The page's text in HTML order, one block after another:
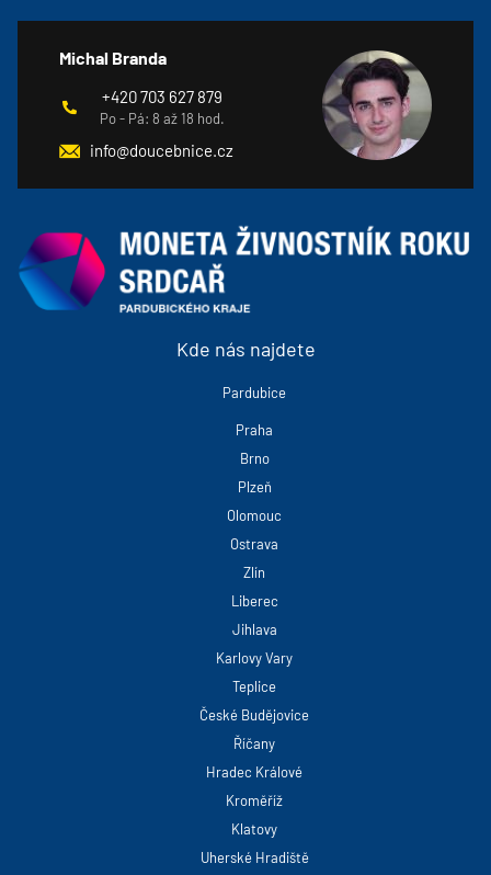
Michal Branda
+420 703 627 879
Po - Pá: 8 až 18 hod.
info@doucebnice.cz
Kde nás najdete
Pardubice
Praha
Brno
Plzeň
Olomouc
Ostrava
Zlín
Liberec
Jihlava
Karlovy Vary
Teplice
České Budějovice
Říčany
Hradec Králové
Kroměříž
Klatovy
Uherské Hradiště